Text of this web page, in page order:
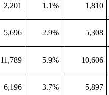
2,201 1.1% 1,810
5,696 2.9% 5,308
11,789 5.9% 10,606
6,196 3.7% 5,897